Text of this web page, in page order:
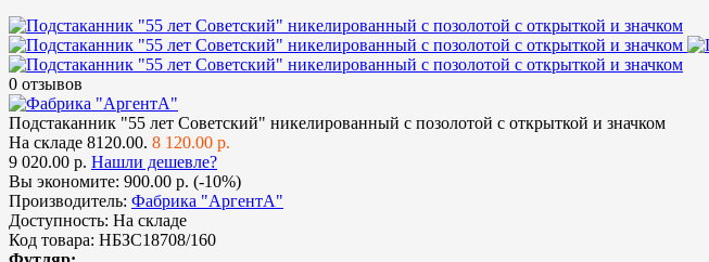
0 отзывов
Подстаканник "55 лет Советский" никелированный с позолотой с открыткой и значком
На складе 8120.00. 8 120.00 р.
9 020.00 р. Нашли дешевле?
Вы экономите: 900.00 р. (-10%)
Производитель: Фабрика "АргентА"
Доступность: На складе
Код товара: НБЗС18708/160